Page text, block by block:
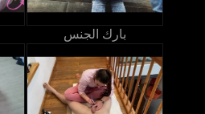
بارك الجنس